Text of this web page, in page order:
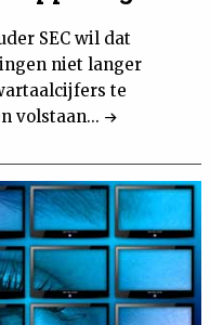
SEC wil dat
niet langer
te
volstaan...